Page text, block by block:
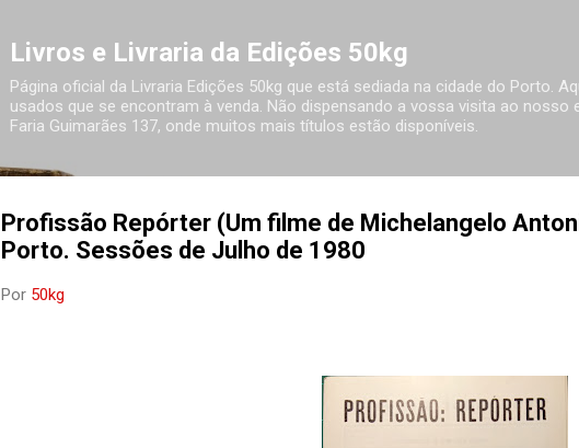
Livros e Livraria da Edições 50kg
Página oficial da Livraria Edições 50kg que está sediada na cidade do Porto.
usados que se encontram à venda. Não dispensando a vossa visita ao nosso
Faria Guimarães 137, onde muitos mais títulos estão disponíveis.
Profissão Repórter (Um filme de Michelangelo
Porto. Sessões de Julho de 1980
Por 50kg